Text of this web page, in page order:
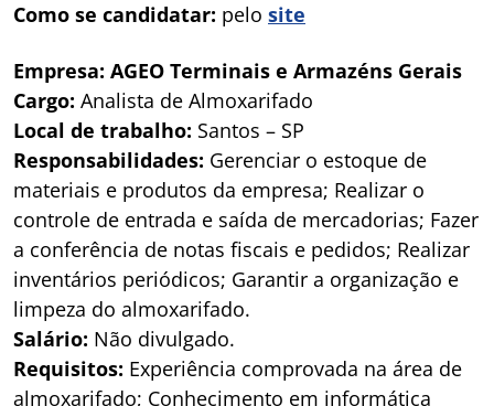
Como se candidatar: pelo site
Empresa: AGEO Terminais e Armazéns Gerais
Cargo: Analista de Almoxarifado
Local de trabalho: Santos – SP
Responsabilidades: Gerenciar o estoque de
materiais e produtos da empresa; Realizar o
controle de entrada e saída de mercadorias; Fazer
a conferência de notas fiscais e pedidos; Realizar
inventários periódicos; Garantir a organização e
limpeza do almoxarifado.
Salário: Não divulgado.
Requisitos: Experiência comprovada na área de
almoxarifado; Conhecimento em informática